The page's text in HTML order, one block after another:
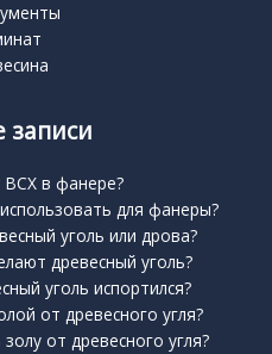
записи
в фанере?
для фанеры?
уголь или дрова?
древесный уголь?
уголь испортился?
от древесного угля?
от древесного угля?